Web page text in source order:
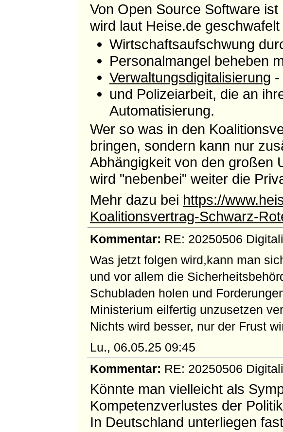
Von Open Source Software
wird laut Heise.de geschwafelt
Wirtschaftsaufschwung
Personalmangel beheben
Verwaltungsdigitalisierung -
und Polizeiarbeit, die an
Automatisierung.
Wer so was in den
bringen, sondern kann nur
Abhängigkeit von den großen
wird "nebenbei" weiter die
Mehr dazu bei https://
Koalitionsvertrag-Schwarz-
Kommentar: RE: 20250506
Was jetzt folgen wird,kann man
und vor allem die
Schubladen holen und
Ministerium eilfertig unzusetzen
Nichts wird besser, nur der Frust
Lu., 06.05.25 09:45
Kommentar: RE: 20250506
Könnte man vielleicht als
Kompetenzverlustes der
In Deutschland unterliegen